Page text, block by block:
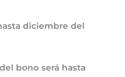
diciembre del
bono será hasta